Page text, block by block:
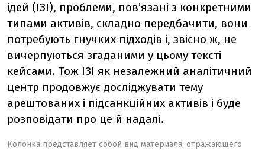
ідей (ІЗІ), проблеми, пов’язані з конкретними
типами активів, складно передбачити, вони
потребують гнучких підходів і, звісно ж, не
вичерпуються згаданими у цьому тексті
кейсами. Тож ІЗІ як незалежний аналітичний
центр продовжує досліджувати тему
арештованих і підсанкційних активів і буде
розповідати про це й надалі.
Колонка представляет собой вид материала, отражающего